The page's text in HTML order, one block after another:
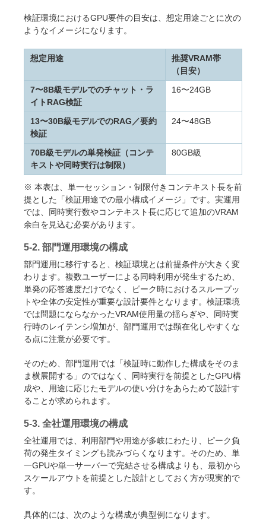
検証環境におけるGPU要件の目安は、想定用途ごとに次の
ようなイメージになります。
想定用途
推奨VRAM帯
（目安）
7〜8B級モデルでのチャット・ラ
イトRAG検証
16〜24GB
13〜30B級モデルでのRAG／要約
検証
24〜48GB
70B級モデルの単発検証（コンテ
キストや同時実行は制限）
80GB級
※ 本表は、単一セッション・制限付きコンテキスト長を前
提とした「検証用途での最小構成イメージ」です。実運用
では、同時実行数やコンテキスト長に応じて追加のVRAM
余白を見込む必要があります。
5-2. 部門運用環境の構成
部門運用に移行すると、検証環境とは前提条件が大きく変
わります。複数ユーザーによる同時利用が発生するため、
単発の応答速度だけでなく、ピーク時におけるスループッ
トや全体の安定性が重要な設計要件となります。検証環境
では問題にならなかったVRAM使用量の揺らぎや、同時実
行時のレイテンシ増加が、部門運用では顕在化しやすくな
る点に注意が必要です。
そのため、部門運用では「検証時に動作した構成をそのま
ま横展開する」のではなく、同時実行を前提としたGPU構
成や、用途に応じたモデルの使い分けをあらためて設計す
ることが求められます。
5-3. 全社運用環境の構成
全社運用では、利用部門や用途が多岐にわたり、ピーク負
荷の発生タイミングも読みづらくなります。そのため、単
一GPUや単一サーバーで完結させる構成よりも、最初から
スケールアウトを前提とした設計としておく方が現実的で
す。
具体的には、次のような構成が典型例になります。